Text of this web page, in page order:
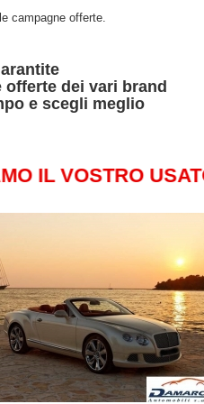
campagne offerte.
dei vari brand
e scegli meglio
VOSTRO USATO !!!